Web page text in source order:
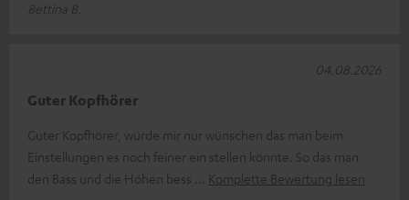
Bettina B.
Guter Kopfhörer
Guter Kopfhörer, würde mir nur wünschen das man beim
Einstellungen es noch feiner ein stellen könnte. So das man
den Bass und die Höhen bess
Komplette Bewertung lesen
04.08.2026